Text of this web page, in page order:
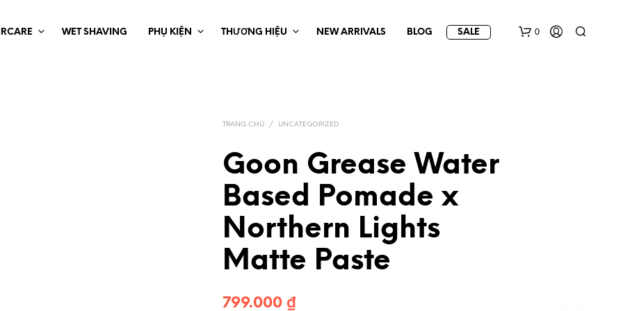
WET SHAVING PHỤ KIỆN THƯƠNG HIỆU NEW ARRIVALS BLOG SALE 0
TRANG CHỦ / UNCATEGORIZED
Goon Grease Water
Based Pomade x
Northern Lights
Matte Paste
799.000 ₫